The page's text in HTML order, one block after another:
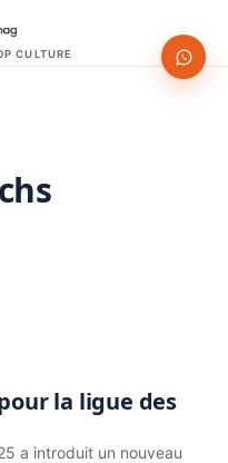
CULTURE
la ligue des
a introduit un nouveau